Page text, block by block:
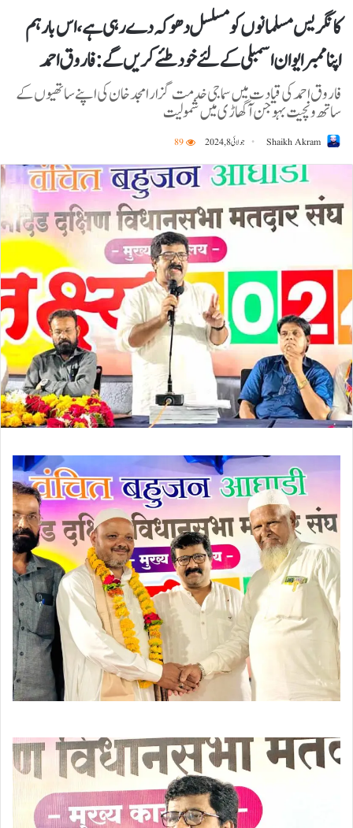
کانگریس مسلمانوں کو مسلسل دھوکہ دے رہی ہے ، اس بار ہم
اپنا ممبر ایوان اسمبلی کے لئے خود طئے کریں گے: فاروق احمد
فاروق احمد کی قیادت میں سماجی خدمت گزار امجد خان کی اپنے ساتھیوں کے
ساتھ ونچیت بہوجن آگھاڑی میں شمولیت
Shaikh Akram جولائی 8, 2024 89